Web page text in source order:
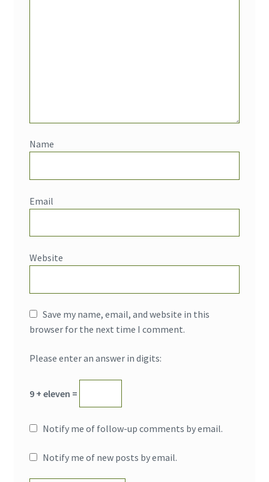
Name
Email
Website
Save my name, email, and website in this
browser for the next time I comment.
Please enter an answer in digits:
9 + eleven =
Notify me of follow-up comments by email.
Notify me of new posts by email.